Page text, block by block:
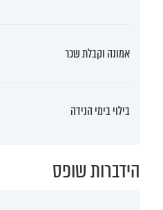
אמונה וקבלת שכר
בילוי בימי הנידה
הידברות שופס